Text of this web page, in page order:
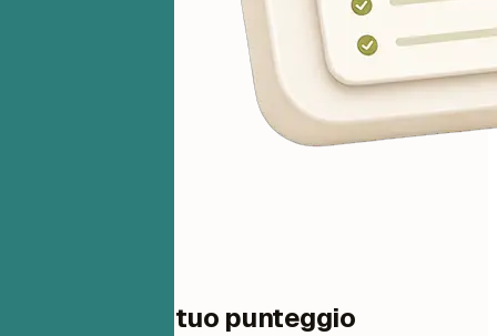
Un passo dal tuo punteggio